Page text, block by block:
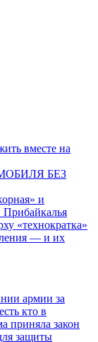
вместе на
БЕЗ
и
Прибайкалья
«технократка»
— и их
армии за
кто в
приняла закон
защиты